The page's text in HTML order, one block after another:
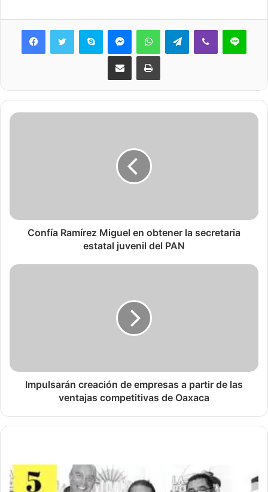
Skype MessengerWhatsAppTelegramViber Line
Share via Email Print
Confía Ramírez Miguel en obtener la secretaria
estatal juvenil del PAN
Impulsarán creación de empresas a partir de las
ventajas competitivas de Oaxaca